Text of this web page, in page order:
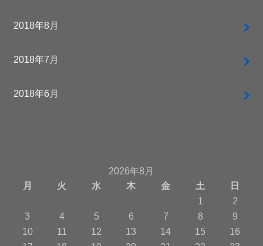
2018年8月
2018年7月
2018年6月
2026年8月
月
火 水 木 金 土
日
1
2
3
4 5 6 7 8
9
10
11 12 13 14 15
16